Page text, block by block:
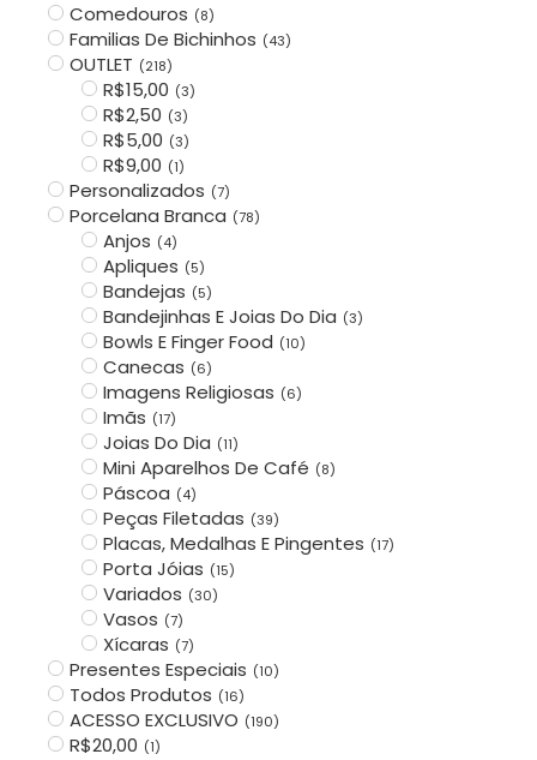
Comedouros (8)
Familias De Bichinhos (43)
OUTLET (218)
R$15,00 (3)
R$2,50 (3)
R$5,00 (3)
R$9,00 (1)
Personalizados (7)
Porcelana Branca (78)
Anjos (4)
Apliques (5)
Bandejas (5)
Bandejinhas E Joias Do Dia (3)
Bowls E Finger Food (10)
Canecas (6)
Imagens Religiosas (6)
Imãs (17)
Joias Do Dia (11)
Mini Aparelhos De Café (8)
Páscoa (4)
Peças Filetadas (39)
Placas, Medalhas E Pingentes (17)
Porta Jóias (15)
Variados (30)
Vasos (7)
Xícaras (7)
Presentes Especiais (10)
Todos Produtos (16)
ACESSO EXCLUSIVO (190)
R$20,00 (1)